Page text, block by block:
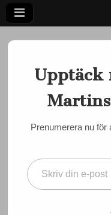
Ett författarskap
Lyssna på
Johnny
0
Upptäck
Prenumerera nu för